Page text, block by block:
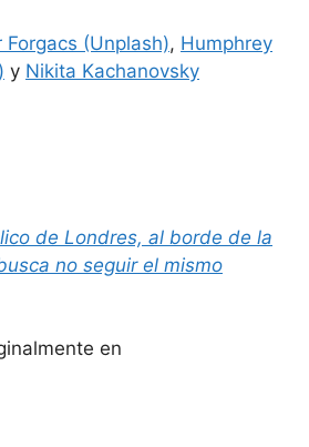
Forgacs (Unplash), Humphrey
y Nikita Kachanovsky
de Londres, al borde de la
no seguir el mismo
en